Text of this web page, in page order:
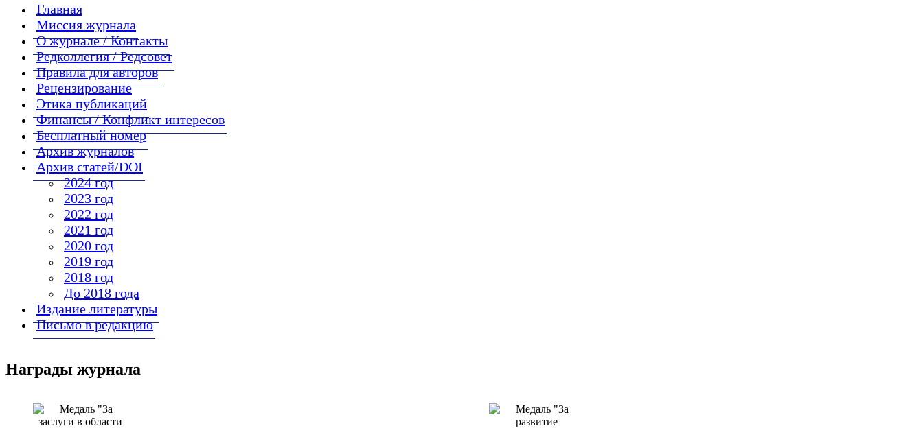
Главная
Миссия журнала
О журнале / Контакты
Редколлегия / Редсовет
Правила для авторов
Рецензирование
Этика публикаций
Финансы / Конфликт интересов
Бесплатный номер
Архив журналов
Архив статей/DOI
2024 год
2023 год
2022 год
2021 год
2020 год
2019 год
2018 год
До 2018 года
Издание литературы
Письмо в редакцию
Награды журнала